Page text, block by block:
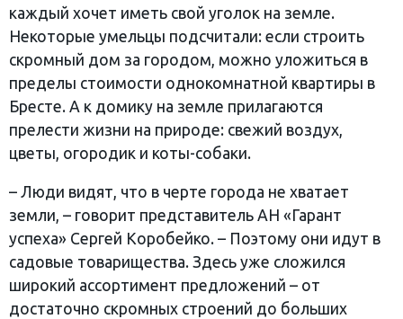
каждый хочет иметь свой уголок на земле.
Некоторые умельцы подсчитали: если строить
скромный дом за городом, можно уложиться в
пределы стоимости однокомнатной квартиры в
Бресте. А к домику на земле прилагаются
прелести жизни на природе: свежий воздух,
цветы, огородик и коты-собаки.
– Люди видят, что в черте города не хватает
земли, – говорит представитель АН «Гарант
успеха» Сергей Коробейко. – Поэтому они идут в
садовые товарищества. Здесь уже сложился
широкий ассортимент предложений – от
достаточно скромных строений до больших